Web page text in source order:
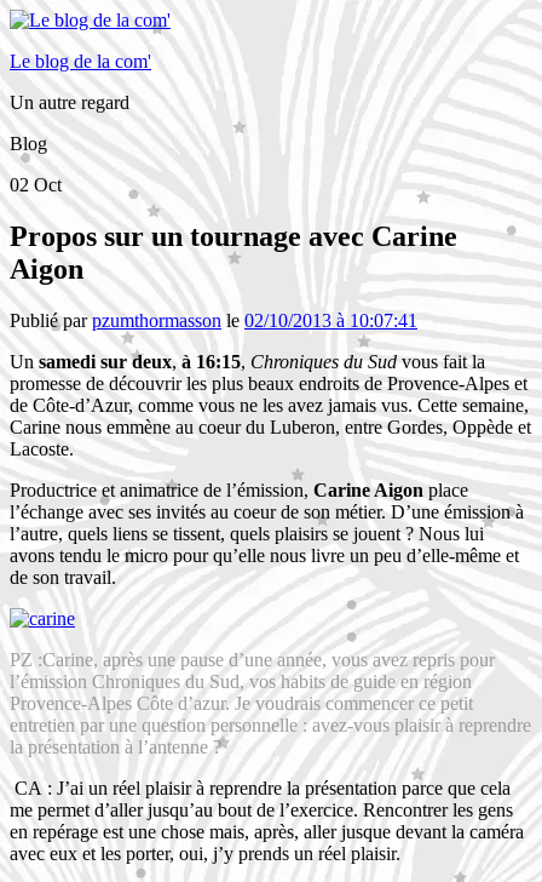
Le blog de la com'
Un autre regard
Blog
02 Oct
Propos sur un tournage avec Carine
Aigon
Publié parpzumthormasson le 02/10/2013 à 10:07:41
Un samedi sur deux, à 16:15, Chroniques du Sud vous fait la
promesse de découvrir les plus beaux endroits de Provence-Alpes et
de Côte-d’Azur, comme vous ne les avez jamais vus. Cette semaine,
Carine nous emmène au coeur du Luberon, entre Gordes, Oppède et
Lacoste.
Productrice et animatrice de l’émission, Carine Aigon place
l’échange avec ses invités au coeur de son métier. D’une émission à
l’autre, quels liens se tissent, quels plaisirs se jouent ? Nous lui
avons tendu le micro pour qu’elle nous livre un peu d’elle-même et
de son travail.
PZ :Carine, après une pause d’une année, vous avez repris pour
l’émission Chroniques du Sud, vos habits de guide en région
Provence-Alpes Côte d’azur. Je voudrais commencer ce petit
entretien par une question personnelle : avez-vous plaisir à reprendre
la présentation à l’antenne ?
CA : J’ai un réel plaisir à reprendre la présentation parce que cela
me permet d’aller jusqu’au bout de l’exercice. Rencontrer les gens
en repérage est une chose mais, après, aller jusque devant la caméra
avec eux et les porter, oui, j’y prends un réel plaisir.